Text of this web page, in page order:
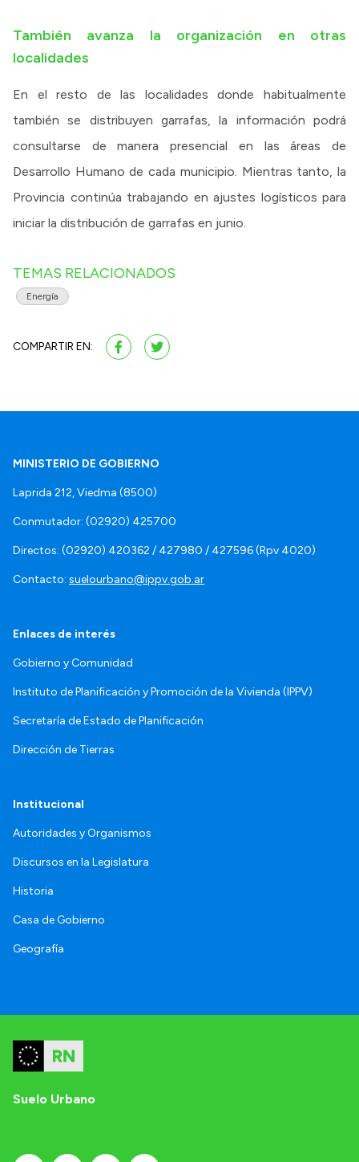
También avanza la organización en otras
localidades
En el resto de las localidades donde habitualmente
también se distribuyen garrafas, la información podrá
consultarse de manera presencial en las áreas de
Desarrollo Humano de cada municipio. Mientras tanto, la
Provincia continúa trabajando en ajustes logísticos para
iniciar la distribución de garrafas en junio.
TEMAS RELACIONADOS
Energía
COMPARTIR EN:
MINISTERIO DE GOBIERNO
Laprida 212, Viedma (8500)
Conmutador: (02920) 425700
Directos: (02920) 420362 / 427980 / 427596 (Rpv 4020)
Contacto: suelourbano@ippv.gob.ar
Enlaces de interés
Gobierno y Comunidad
Instituto de Planificación y Promoción de la Vivienda (IPPV)
Secretaría de Estado de Planificación
Dirección de Tierras
Institucional
Autoridades y Organismos
Discursos en la Legislatura
Historia
Casa de Gobierno
Geografía
Suelo Urbano